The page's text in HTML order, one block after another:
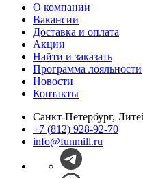
О компании
Вакансии
Доставка и оплата
Акции
Найти и заказать
Программа лояльности
Новости
Контакты
Санкт-Петербург,
+7 (812) 928-92-70
info@funmill.ru